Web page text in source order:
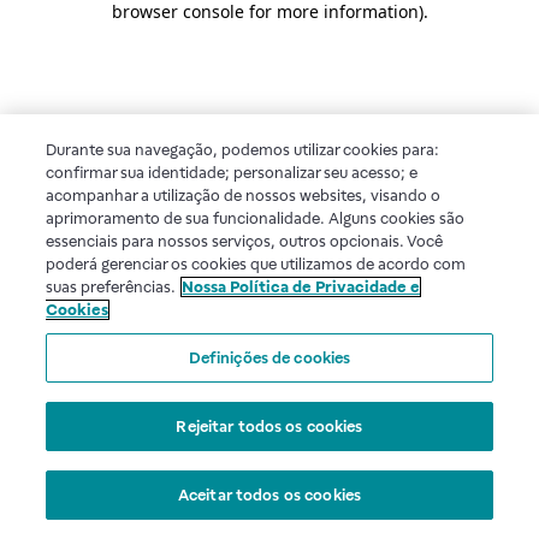
browser console for more information).
Durante sua navegação, podemos utilizar cookies para:
confirmar sua identidade; personalizar seu acesso; e
acompanhar a utilização de nossos websites, visando o
aprimoramento de sua funcionalidade. Alguns cookies são
essenciais para nossos serviços, outros opcionais. Você
poderá gerenciar os cookies que utilizamos de acordo com
suas preferências. Nossa Política de Privacidade e
Cookies
Definições de cookies
Rejeitar todos os cookies
Aceitar todos os cookies